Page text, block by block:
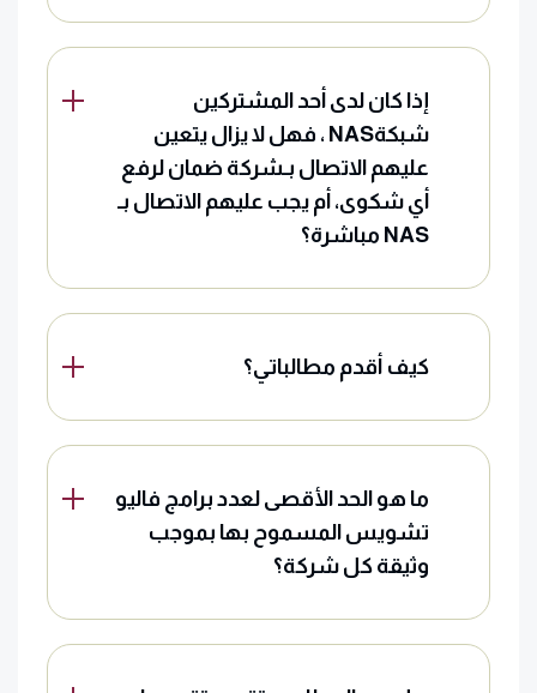
إذا كان لدى أحد المشتركين
شبكةNAS ، فهل لا يزال يتعين
عليهم الاتصال بـشركة ضمان لرفع
أي شكوى، أم يجب عليهم الاتصال بـ
NAS مباشرة؟
كيف أقدم مطالباتي؟
ما هو الحد الأقصى لعدد برامج فاليو
تشويس المسموح بها بموجب
وثيقة كل شركة؟